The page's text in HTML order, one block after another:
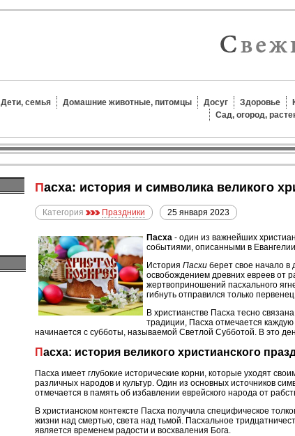
Дети, семья Домашние животные, питомцы Досуг Здоровье
Сад, огород,
Пасха: история и символика великого
Категория Праздники 25 января 2023
Пасха - один из важнейших
событиями, описанными в
История Пасхи берет свое начало в
освобождением древних евреев от
жертвоприношений пасхального
гибнуть отправился только
В христианстве Пасха тесно
традиции, Пасха отмечается
начинается с субботы, называемой Светлой Субботой. В это
Пасха: история великого христианского
Пасха имеет глубокие исторические корни, которые уходят
различных народов и культур. Один из основных источников
отмечается в память об избавлении еврейского народа от
В христианском контексте Пасха получила специфическое
жизни над смертью, света над тьмой. Пасхальное
является временем радости и восхваления Бога.